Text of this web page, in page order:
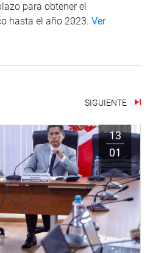
para obtener el
hasta el año 2023. Ver
SIGUIENTE
13
01